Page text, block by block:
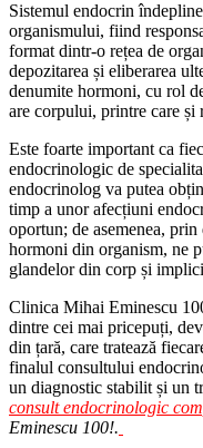
Sistemul endocrin
organismului, fiind
format dintr-o rețea de
depozitarea și eliberarea
denumite hormoni, cu rol
are corpului, printre care și
Este foarte important ca
endocrinologic de
endocrinolog va putea
timp a unor afecțiuni
oportun; de asemenea,
hormoni din organism, ne
glandelor din corp și
Clinica Mihai Eminescu
dintre cei mai pricepuți,
din țară, care tratează
finalul consultului
un diagnostic stabilit și un
consult endocrinologic
Eminescu 100!.